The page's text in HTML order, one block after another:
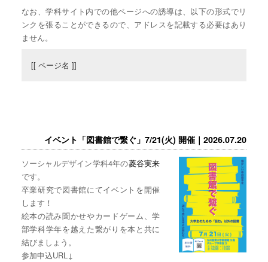
なお、学科サイト内での他ページへの誘導は、以下の形式でリ
ンクを張ることができるので、アドレスを記載する必要はあり
ません。
[[ ページ名 ]]
イベント「図書館で繋ぐ」7/21(火) 開催｜2026.07.20
ソーシャルデザイン学科4年の菱谷実来
です。
卒業研究で図書館にてイベントを開催
します！
絵本の読み聞かせやカードゲーム、学
部学科学年を越えた繋がりを本と共に
結びましょう。
参加申込URL↓